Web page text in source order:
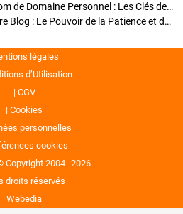
Pourquoi Investir dans un Nom de Domaine Personnel : Les Clés de la Réussite de Votre Blog
Comment Faire Émerger Votre Blog : Le Pouvoir de la Patience et de la Persévérance
légales
d’Utilisation
CGV
Cookies
personnelles
cookies
Copyright 2004--2026
droits réservés
Webedia